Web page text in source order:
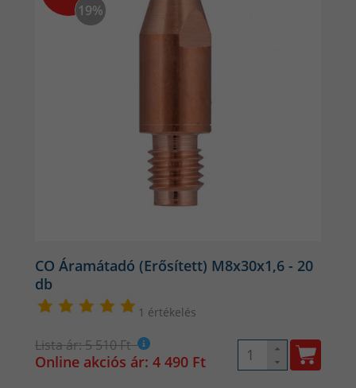
19%
CO Áramátadó (Erősített) M8x30x1,6 - 20
db
1 értékelés
Lista ár: 5 510 Ft
Online akciós ár: 4 490 Ft